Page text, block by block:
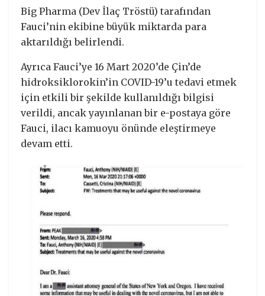
Big Pharma (Dev İlaç Tröstü) tarafından
Fauci’nin ekibine büyük miktarda para
aktarıldığı belirlendi.
Ayrıca Fauci’ye 16 Mart 2020’de Çin’de
hidroksiklorokin’in COVID-19’u tedavi etmek
için etkili bir şekilde kullanıldığı bilgisi
verildi, ancak yayınlanan bir e-postaya göre
Fauci, ilacı kamuoyu önünde eleştirmeye
devam etti.